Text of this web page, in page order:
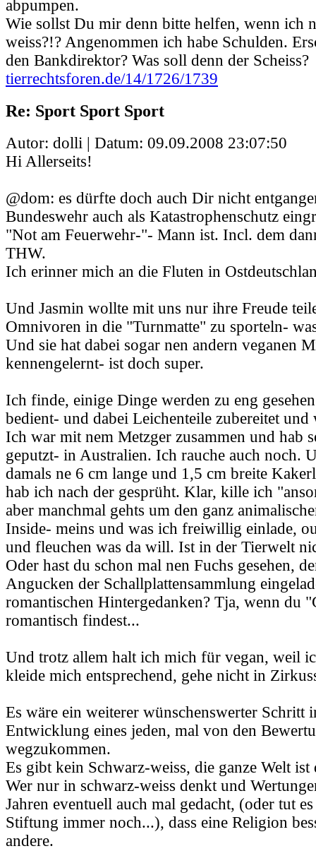
abpumpen.
Wie sollst Du mir denn bitte helfen, wenn ich
weiss?!? Angenommen ich habe Schulden.
den Bankdirektor? Was soll denn der Scheiss?
tierrechtsforen.de/14/1726/1739
Re: Sport Sport Sport
Autor: dolli | Datum: 09.09.2008 23:07:50
Hi Allerseits!
@dom: es dürfte doch auch Dir nicht
Bundeswehr auch als Katastrophenschutz
"Not am Feuerwehr-"- Mann ist. Incl. dem
THW.
Ich erinner mich an die Fluten in
Und Jasmin wollte mit uns nur ihre Freude
Omnivoren in die "Turnmatte" zu sporteln-
Und sie hat dabei sogar nen andern veganen
kennengelernt- ist doch super.
Ich finde, einige Dinge werden zu eng
bedient- und dabei Leichenteile zubereitet und
Ich war mit nem Metzger zusammen und hab
geputzt- in Australien. Ich rauche auch noch.
damals ne 6 cm lange und 1,5 cm breite
hab ich nach der gesprüht. Klar, kille ich
aber manchmal gehts um den ganz
Inside- meins und was ich freiwillig einlade,
und fleuchen was da will. Ist in der Tierwelt
Oder hast du schon mal nen Fuchs gesehen,
Angucken der Schallplattensammlung
romantischen Hintergedanken? Tja, wenn du
romantisch findest...
Und trotz allem halt ich mich für vegan, weil
kleide mich entsprechend, gehe nicht in
Es wäre ein weiterer wünschenswerter Schritt
Entwicklung eines jeden, mal von den
wegzukommen.
Es gibt kein Schwarz-weiss, die ganze Welt
Wer nur in schwarz-weiss denkt und
Jahren eventuell auch mal gedacht, (oder tut
Stiftung immer noch...), dass eine Religion
andere.